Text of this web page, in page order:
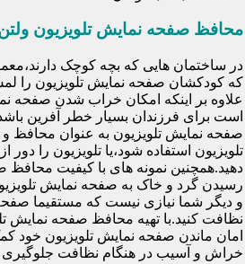
محافظ صفحه نمایش تلویزیون
در ساختمان هایی که بچه کوچک
که کودکشان صفحه نمایش تلویزیون را
علاوه بر اینکه امکان خراب شدن صفحه
است برای فرزندان بسیار خطر آفرین
صفحه نمایش تلویزیون به عنوان
تلویزیون استفاده شود،یا تلویزیون را
دهید.همچنین نمونه های با کیفیت محافظ
رسیدن گرد و خاک به صفحه نمایش
و دیگر شما نیازی نیست که مستقیما صفحه
نظافت کنید.با تهیه محافظ صفحه نمایش
امان ماندن صفحه نمایش تلویزیون خود
خراش و آسیب در هنگام نظافت جلوگیری